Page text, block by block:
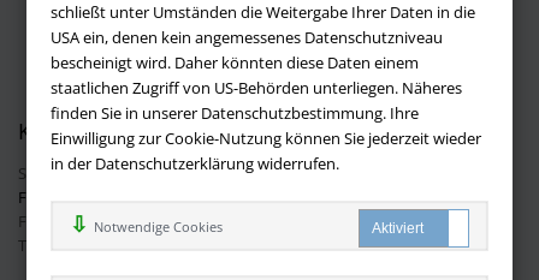
schließt unter Umständen die Weitergabe Ihrer Daten in die
USA ein, denen kein angemessenes Datenschutzniveau
bescheinigt wird. Daher könnten diese Daten einem
staatlichen Zugriff von US-Behörden unterliegen. Näheres
finden Sie in unserer Datenschutzbestimmung. Ihre
Einwilligung zur Cookie-Nutzung können Sie jederzeit wieder
in der Datenschutzerklärung widerrufen.
Notwendige Cookies
Batteriehinweis
AGB
Datenschutz
Kontakt
Sie haben Fragen?Hier finden Sie Antworten auf häufig gestellte
Fragen.
Fragen per E-Mail:info@buchversandmimpf2000.de
Telefon: +49 (0)9209 20 23 188
Ihre Vorteile bei uns